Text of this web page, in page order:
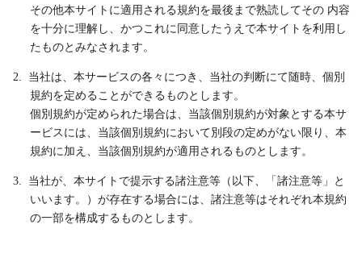
その他本サイトに適用される規約を最後まで熟読してその 内容
を十分に理解し、かつこれに同意したうえで本サイトを利用し
たものとみなされます。
2. 当社は、本サービスの各々につき、当社の判断にて随時、個別
規約を定めることができるものとします。
個別規約が定められた場合は、当該個別規約が対象とする本サ
ービスには、当該個別規約において別段の定めがない限り、本
規約に加え、当該個別規約が適用されるものとします。
3. 当社が、本サイトで提示する諸注意等（以下、「諸注意等」と
いいます。）が存在する場合には、諸注意等はそれぞれ本規約
の一部を構成するものとします。